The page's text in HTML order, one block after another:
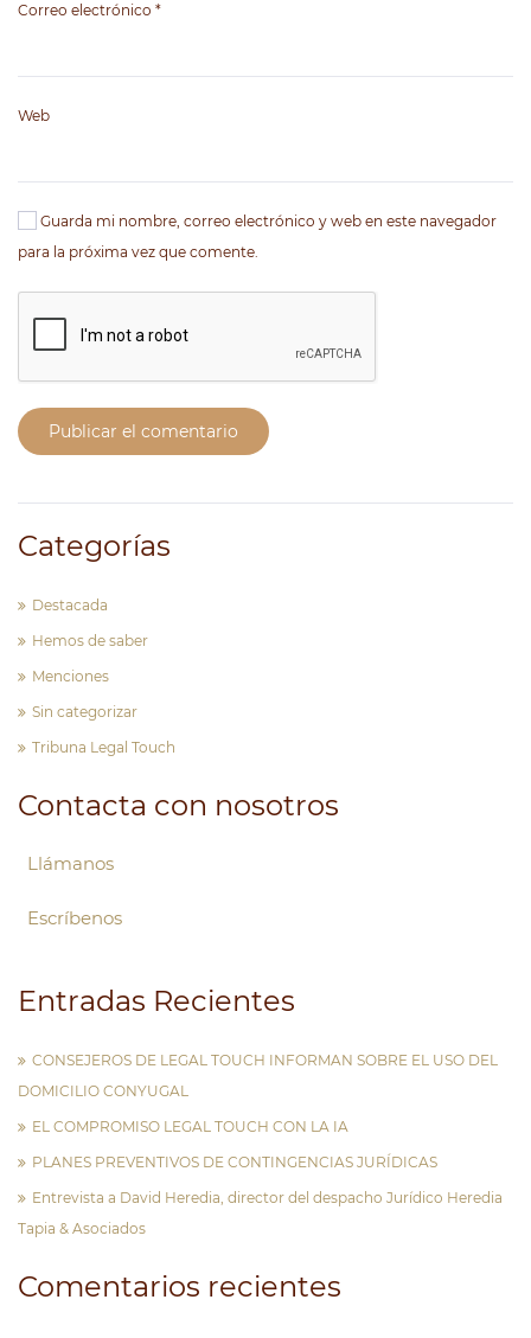
Correo electrónico *
Web
Guarda mi nombre, correo electrónico y web en este navegador
para la próxima vez que comente.
Publicar el comentario
Categorías
Destacada
Hemos de saber
Menciones
Sin categorizar
Tribuna Legal Touch
Contacta con nosotros
Llámanos
Escríbenos
Entradas Recientes
CONSEJEROS DE LEGAL TOUCH INFORMAN SOBRE EL USO DEL
DOMICILIO CONYUGAL
EL COMPROMISO LEGAL TOUCH CON LA IA
PLANES PREVENTIVOS DE CONTINGENCIAS JURÍDICAS
Entrevista a David Heredia, director del despacho Jurídico Heredia
Tapia & Asociados
Comentarios recientes